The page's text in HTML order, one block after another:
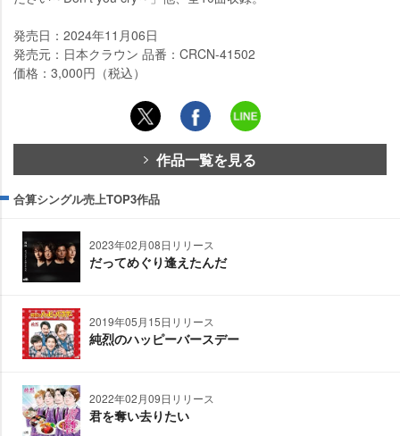
発売日：2024年11月06日
発売元：日本クラウン 品番：CRCN-41502
価格：3,000円（税込）
作品一覧を見る
合算シングル売上TOP3作品
2023年02月08日リリース
だってめぐり逢えたんだ
2019年05月15日リリース
純烈のハッピーバースデー
2022年02月09日リリース
君を奪い去りたい